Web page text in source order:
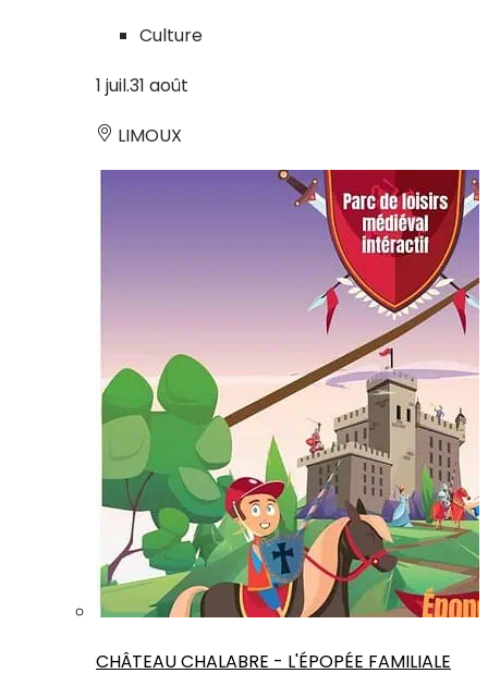
Culture
1 juil.31 août
LIMOUX
CHÂTEAU CHALABRE - L'ÉPOPÉE FAMILIALE